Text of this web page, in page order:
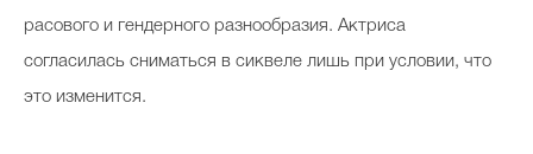
расового и гендерного разнообразия. Актриса
согласилась сниматься в сиквеле лишь при условии, что
это изменится.